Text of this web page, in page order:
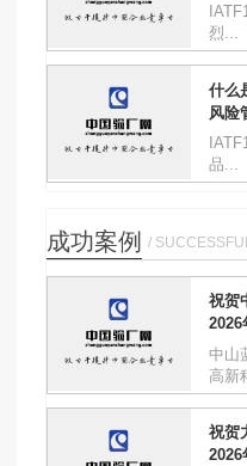
烈...
什么
风险
品...
成功案例 /
祝贺
2026
中山
高新
祝贺
2026